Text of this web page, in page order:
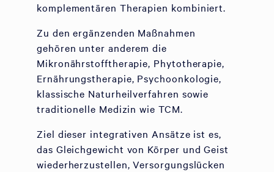
komplementären Therapien kombiniert.
Zu den ergänzenden Maßnahmen
gehören unter anderem die
Mikronährstofftherapie, Phytotherapie,
Ernährungstherapie, Psychoonkologie,
klassische Naturheilverfahren sowie
traditionelle Medizin wie TCM.
Ziel dieser integrativen Ansätze ist es,
das Gleichgewicht von Körper und Geist
wiederherzustellen, Versorgungslücken